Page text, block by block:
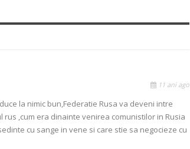
11 ani ago
la nimic bun,Federatie Rusa va deveni intre
,cum era dinainte venirea comunistilor in Rusia
cu sange in vene si care stie sa negocieze cu